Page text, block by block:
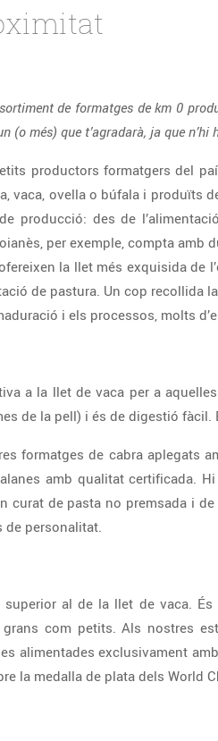
de formatges de km 0
(o més) que t’agradarà, ja que n’hi
productors formatgers del
vaca, ovella o búfala i produïts
producció: des de
per exemple, compta
la llet més exquisida de
de pastura. Un cop recollida
i els processos, molts
a la llet de vaca per a
de la pell) i és de digestió
formatges de cabra aplegats
amb qualitat certificada.
curat de pasta no premsada i
de personalitat.
al de la llet de vaca.
com petits. Als nostres
alimentades exclusivament
la medalla de plata dels World